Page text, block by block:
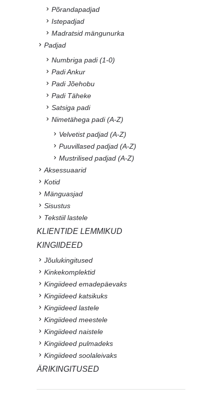
Põrandapadjad
Istepadjad
Madratsid mängunurka
Padjad
Numbriga padi (1-0)
Padi Ankur
Padi Jõehobu
Padi Täheke
Satsiga padi
Nimetähega padi (A-Z)
Velvetist padjad (A-Z)
Puuvillased padjad (A-Z)
Mustrilised padjad (A-Z)
Aksessuaarid
Kotid
Mänguasjad
Sisustus
Tekstiil lastele
KLIENTIDE LEMMIKUD
KINGIIDEED
Jõulukingitused
Kinkekomplektid
Kingiideed emadepäevaks
Kingiideed katsikuks
Kingiideed lastele
Kingiideed meestele
Kingiideed naistele
Kingiideed pulmadeks
Kingiideed soolaleivaks
ÄRIKINGITUSED